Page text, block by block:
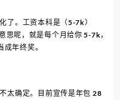
了。工资本科是（5-7k）
呢，就是每个月给你 5-7k，
年终奖。
太确定。目前宣传是年包 28